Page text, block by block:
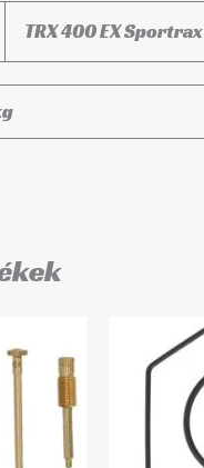
TRX 400 EX Sportrax